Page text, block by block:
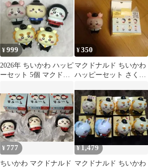
¥999
2026年 ちいかわ ハッピ
ーセット 5個 マクドナ
¥350
マクドナルド ちいかわ
ハッピーセット さくら
¥ 777
ちいかわ マクドナルド
¥1,479
マクドナルド ちいかわ